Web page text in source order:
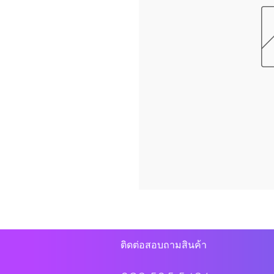
ติดต่อสอบถามสินค้า